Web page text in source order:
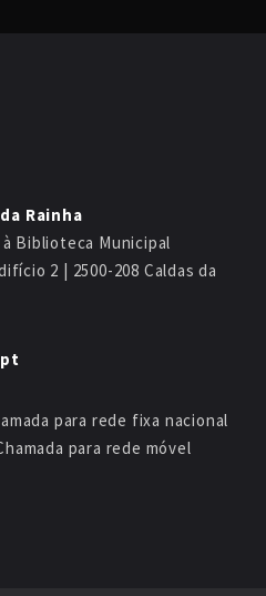
Rainha
Biblioteca Municipal
2 | 2500-208 Caldas da
para rede fixa nacional
para rede móvel